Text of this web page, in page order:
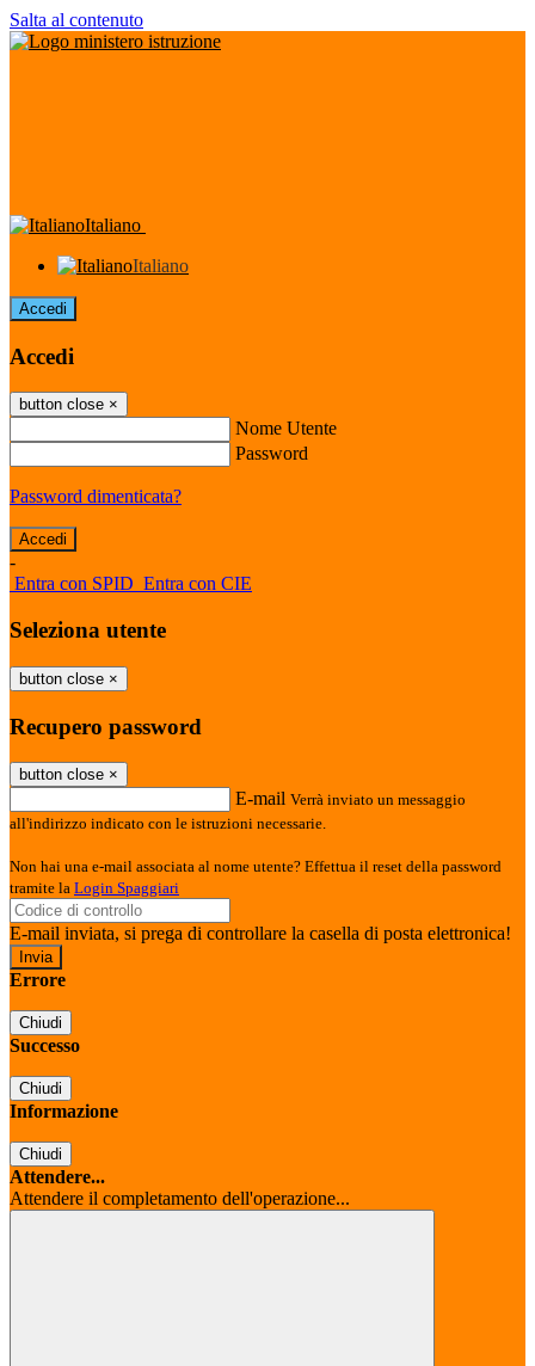
Salta al contenuto
Italiano
Italiano
Accedi
Accedi
button close ×
Nome Utente
Password
Password dimenticata?
-
Entra con SPID Entra con CIE
Seleziona utente
button close ×
Recupero password
button close ×
E-mail Verrà inviato un messaggio
all'indirizzo indicato con le istruzioni necessarie.
Non hai una e-mail associata al nome utente? Effettua il reset della password
tramite la Login Spaggiari
E-mail inviata, si prega di controllare la casella di posta elettronica!
Errore
Chiudi
Successo
Chiudi
Informazione
Chiudi
Attendere...
Attendere il completamento dell'operazione...